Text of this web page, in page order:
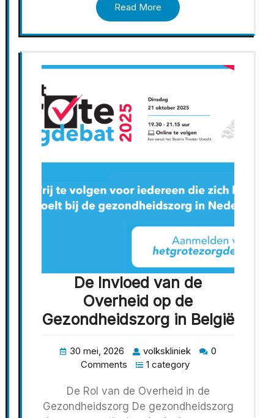
Read More
De Invloed van de
Overheid op de
Gezondheidszorg in België
30 mei, 2026 volkskliniek
0
Comments
1 category
De Rol van de Overheid in de
Gezondheidszorg De gezondheidszorg